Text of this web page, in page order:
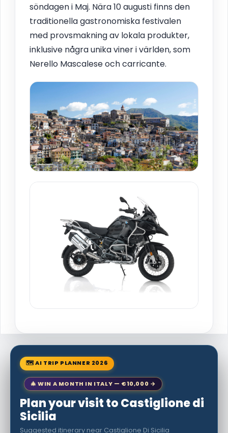
söndagen i Maj. Nära 10 augusti finns den
traditionella gastronomiska festivalen
med provsmakning av lokala produkter,
inklusive några unika viner i världen, som
Nerello Mascalese och carricante.
🗺 AI TRIP PLANNER 2026
🎄 WIN A MONTH IN ITALY — €10,000 →
Plan your visit to Castiglione di
Sicilia
Suggested itinerary near Castiglione Di Sicilia